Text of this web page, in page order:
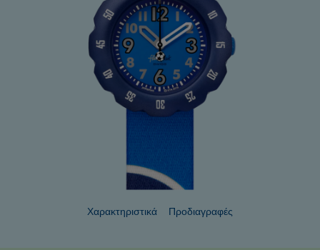
Χαρακτηριστικά Προδιαγραφές